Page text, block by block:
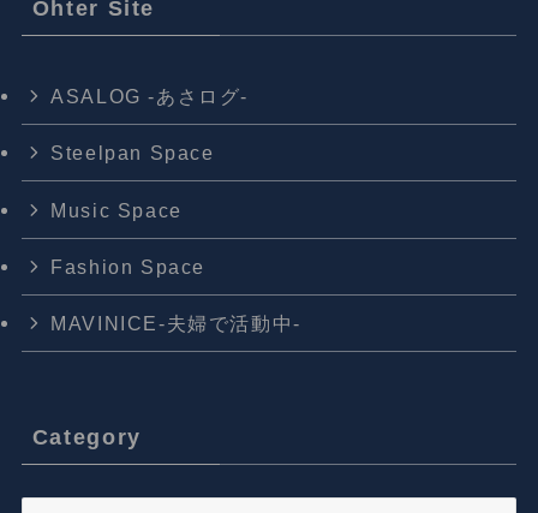
Ohter Site
ASALOG -あさログ-
Steelpan Space
Music Space
Fashion Space
MAVINICE-夫婦で活動中-
Category